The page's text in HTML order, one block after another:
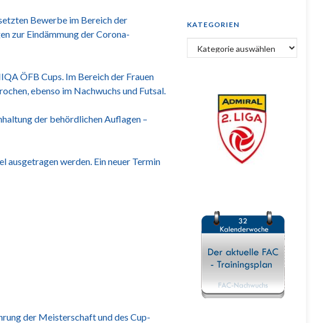
Bewerbe im Bereich der
zur Eindämmung der Corona-
ÖFB Cups. Im Bereich der Frauen
ebenso im Nachwuchs und Futsal.
der behördlichen Auflagen –
ausgetragen werden. Ein neuer Termin
der Meisterschaft und des Cup-
KATEGORIEN
Kategorien